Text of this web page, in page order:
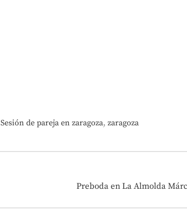
Sesión de pareja en zaragoza, zaragoza
Entrada
Preboda en La Almolda